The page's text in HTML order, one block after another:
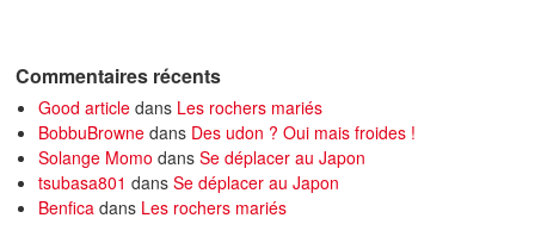
Commentaires récents
Good articledans Les rochers mariés
BobbuBrownedans Des udon ? Oui mais froides !
Solange Momo dans Se déplacer au Japon
tsubasa801 dans Se déplacer au Japon
Benficadans Les rochers mariés